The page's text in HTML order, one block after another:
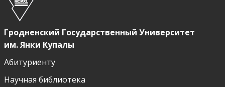
Гродненский Государственный Университет
им. Янки Купалы
Абитуриенту
Научная библиотека